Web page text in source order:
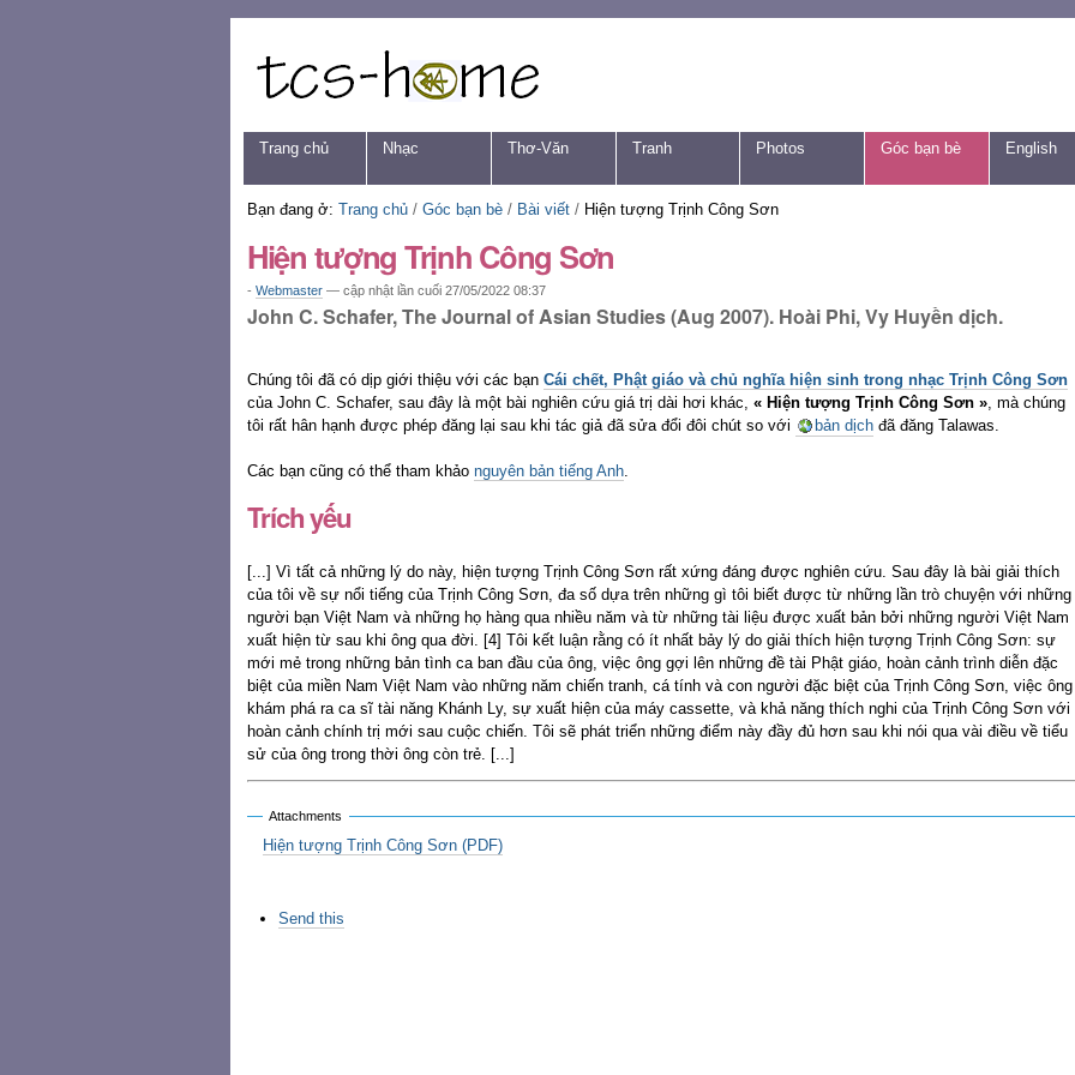
nội
dung.
Chuyển
đến
định
hướng
cụ
Navigation
Trang chủ Nhạc Thơ-Văn Tranh Photos Góc bạn bè English
Bạn đang ở: Trang chủ / Góc bạn bè / Bài viết / Hiện tượng Trịnh Công Sơn
Hiện tượng Trịnh Công Sơn
- Webmaster — cập nhật lần cuối 27/05/2022 08:37
John C. Schafer, The Journal of Asian Studies (Aug 2007). Hoài Phi, Vy Huyền dịch.
Chúng tôi đã có dịp giới thiệu với các bạn Cái chết, Phật giáo và chủ nghĩa hiện sinh trong nhạc Trịnh Công Sơn
của John C. Schafer, sau đây là một bài nghiên cứu giá trị dài hơi khác, « Hiện tượng Trịnh Công Sơn » , mà chúng
tôi rất hân hạnh được phép đăng lại sau khi tác giả đã sửa đổi đôi chút so với
bản dịch đã đăng Talawas.
Các bạn cũng có thể tham khảo nguyên bản tiếng Anh
Trích yếu
[...] Vì tất cả những lý do này, hiện tượng Trịnh Công Sơn rất xứng đáng được nghiên cứu. Sau đây là bài giải thích
của tôi về sự nổi tiếng của Trịnh Công Sơn, đa số dựa trên những gì tôi biết được từ những lần trò chuyện với những
người bạn Việt Nam và những họ hàng qua nhiều năm và từ những tài liệu được xuất bản bởi những người Việt Nam
xuất hiện từ sau khi ông qua đời. [4] Tôi kết luận rằng có ít nhất bảy lý do giải thích hiện tượng Trịnh Công Sơn: sự
mới mẻ trong những bản tình ca ban đầu của ông, việc ông gợi lên những đề tài Phật giáo, hoàn cảnh trình diễn đặc
biệt của miền Nam Việt Nam vào những năm chiến tranh, cá tính và con người đặc biệt của Trịnh Công Sơn, việc ông
khám phá ra ca sĩ tài năng Khánh Ly, sự xuất hiện của máy cassette, và khả năng thích nghi của Trịnh Công Sơn với
hoàn cảnh chính trị mới sau cuộc chiến. Tôi sẽ phát triển những điểm này đầy đủ hơn sau khi nói qua vài điều về tiểu
sử của ông trong thời ông còn trẻ. [...]
Attachments
Hiện tượng Trịnh Công Sơn (PDF)
thao
Send this